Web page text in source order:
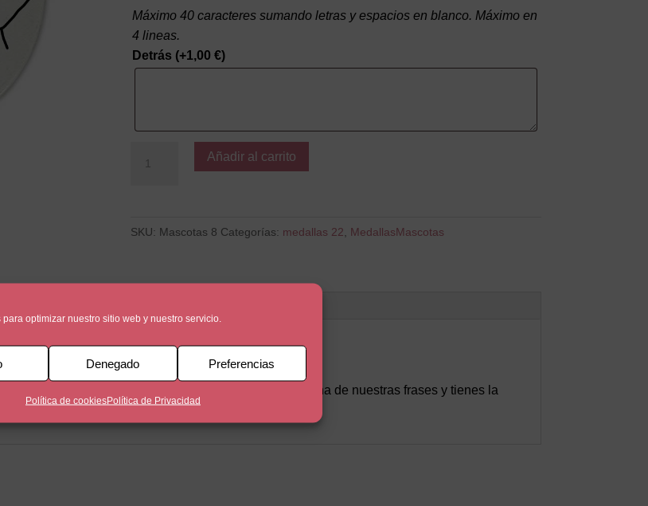
optimizar nuestro sitio web y nuestro servicio.
Denegado Preferencias
Política de cookiesPolítica de Privacidad
Máximo 40 caracteres sumando letras y espacios en blanco. Máximo en
4 lineas.
Detrás (+1,00 €)
cambiarlo
Añadir al carrito
SKU: Mascotas 8 Categorías: medallas 22 MedallasMascotas
plata de 5 micras. Una cara está personalizada con una de nuestras frases y tienes la
de la medalla.